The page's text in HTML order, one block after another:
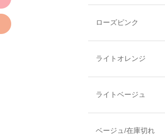
ローズピンク
ライトオレンジ
ライトベージュ
ベージュ/在庫切れ